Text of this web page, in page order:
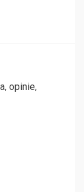
opinie,